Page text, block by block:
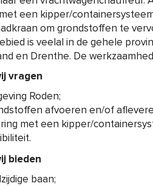
een kipper/
om grondstoffen te
is veelal in de gehele
en Drenthe. De
vragen
Roden;
afvoeren en/of
met een kipper/
bieden
baan;